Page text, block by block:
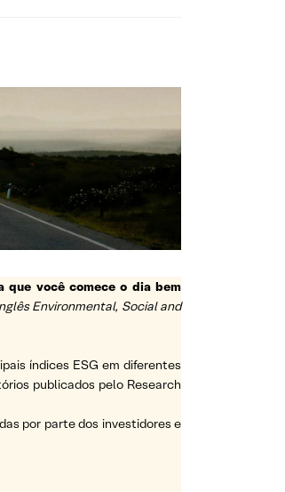
que você comece o dia bem
Environmental, Social and
índices ESG em diferentes
publicados pelo Research
por parte dos investidores e